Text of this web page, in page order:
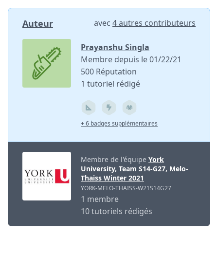
Auteur avec 4 autres contributeurs
Prayanshu Singla
Membre depuis le 01/22/21
500 Réputation
1 tutoriel rédigé
+ 6 badges supplémentaires
Membre de l'équipe York
University, Team S14-G27, Melo-
Thaiss Winter 2021
YORK-MELO-THAISS-W21S14G27
1 membre
10 tutoriels rédigés